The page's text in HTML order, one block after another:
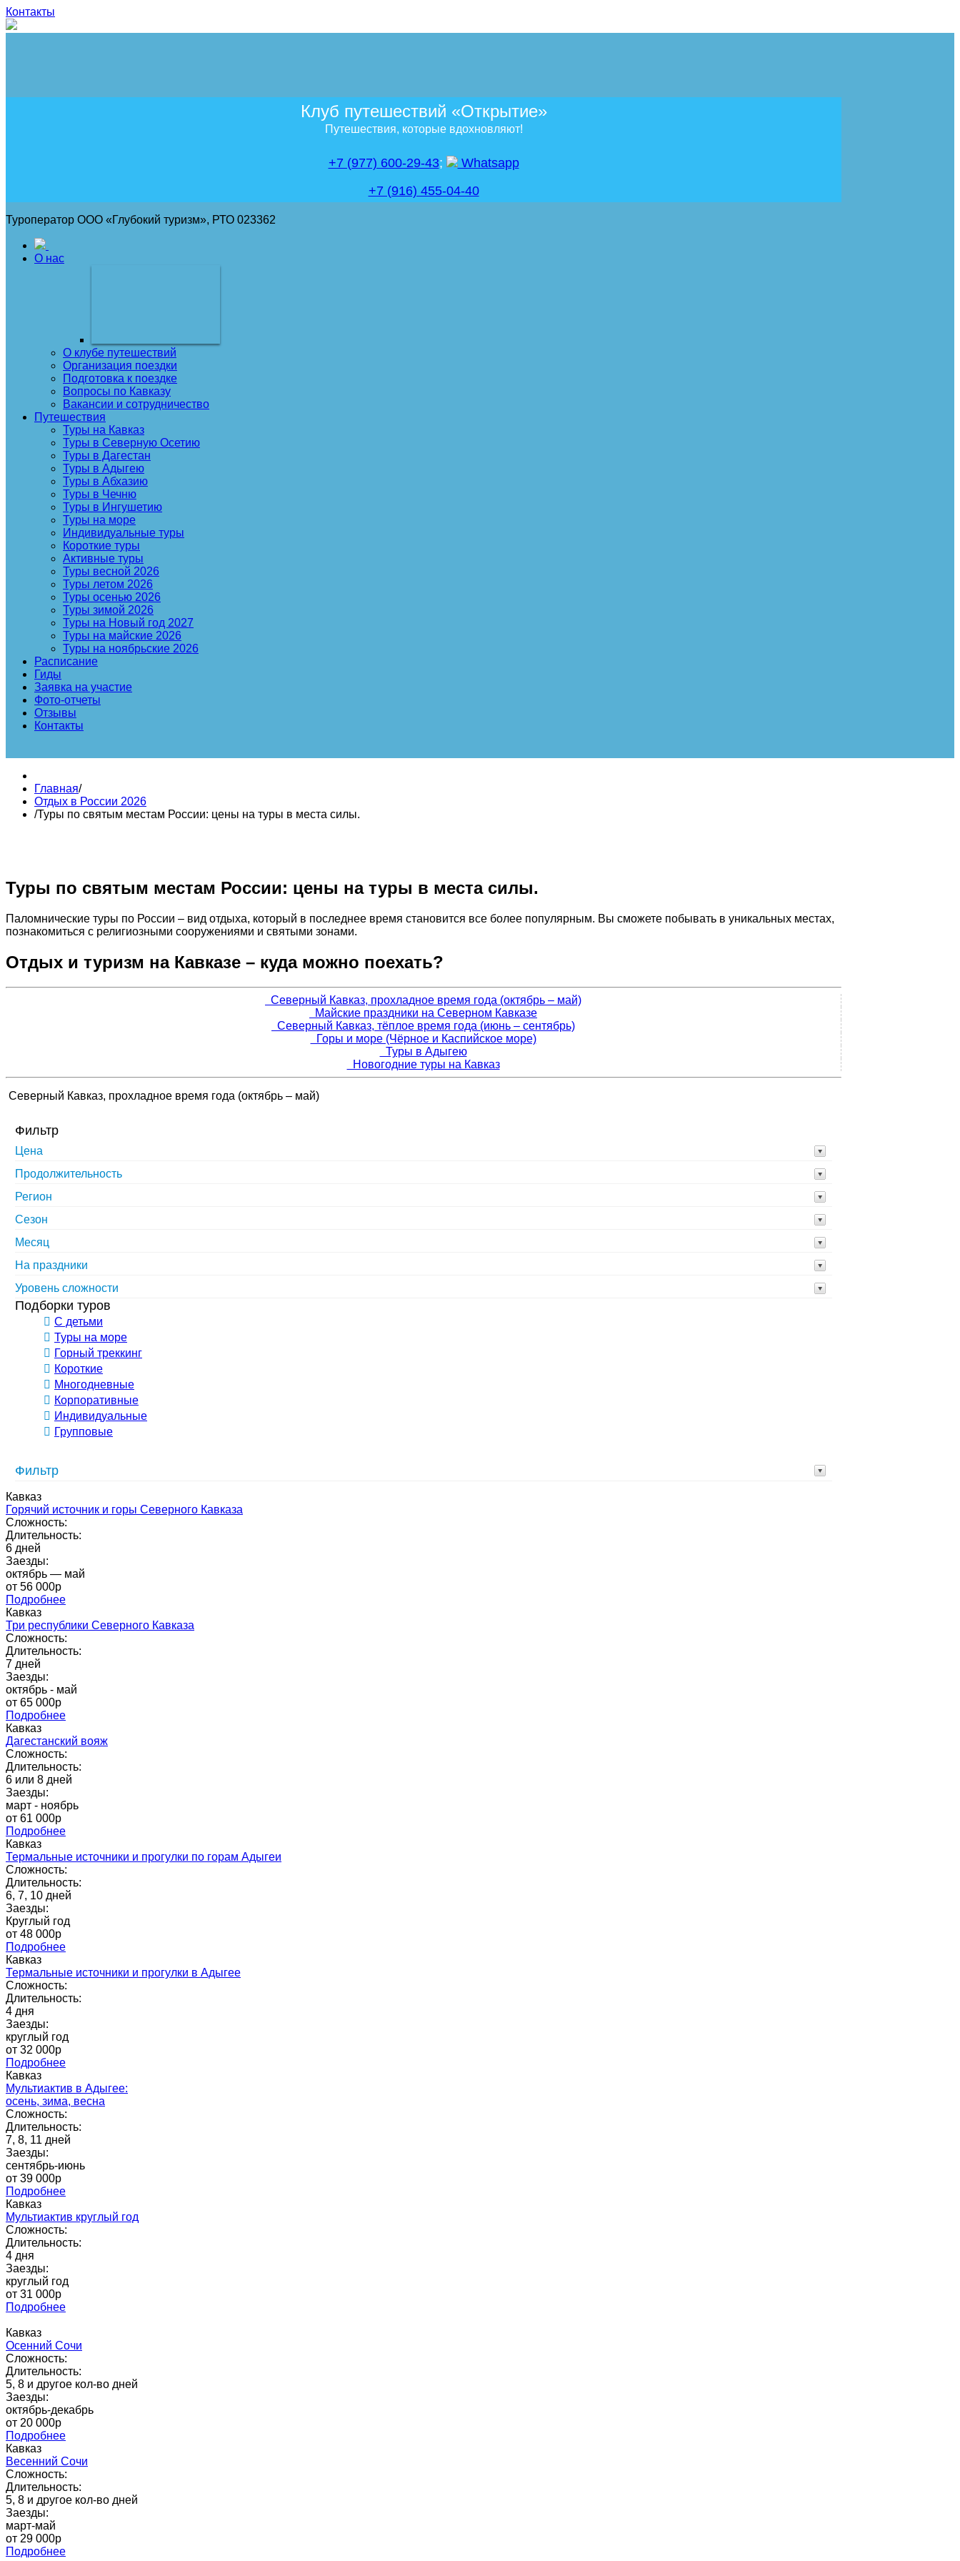
Контакты
Клуб путешествий «Открытие»
Путешествия, которые вдохновляют!
+7 (977) 600-29-43;
Whatsapp
+7 (916) 455-04-40
Туроператор ООО «Глубокий туризм», РТО 023362
О нас
О клубе путешествий
Организация поездки
Подготовка к поездке
Вопросы по Кавказу
Вакансии и сотрудничество
Путешествия
Туры на Кавказ
Туры в Северную Осетию
Туры в Дагестан
Туры в Адыгею
Туры в Абхазию
Туры в Чечню
Туры в Ингушетию
Туры на море
Индивидуальные туры
Короткие туры
Активные туры
Туры весной 2026
Туры летом 2026
Туры осенью 2026
Туры зимой 2026
Туры на Новый год 2027
Туры на майские 2026
Туры на ноябрьские 2026
Расписание
Гиды
Заявка на участие
Фото-отчеты
Отзывы
Контакты
Главная/
Отдых в России 2026
/Туры по святым местам России: цены на туры в места силы.
Туры по святым местам России: цены на туры в места силы.
Паломнические туры по России – вид отдыха, который в последнее время становится все более популярным. Вы сможете побывать в уникальных местах,
познакомиться с религиозными сооружениями и святыми зонами.
Отдых и туризм на Кавказе – куда можно поехать?
Северный Кавказ, прохладное время года (октябрь – май)
Майские праздники на Северном Кавказе
Северный Кавказ, тёплое время года (июнь – сентябрь)
Горы и море (Чёрное и Каспийское море)
Туры в Адыгею
Новогодние туры на Кавказ
Северный Кавказ, прохладное время года (октябрь – май)
Фильтр
Цена
Продолжительность
Регион
Сезон
Месяц
На праздники
Уровень сложности
Подборки туров
С детьми
Туры на море
Горный треккинг
Короткие
Многодневные
Корпоративные
Индивидуальные
Групповые
Фильтр
Кавказ
Горячий источник и горы Северного Кавказа
Сложность:
Длительность:
6 дней
Заезды:
октябрь — май
от 56 000p
Подробнее
Кавказ
Три республики Северного Кавказа
Сложность:
Длительность:
7 дней
Заезды:
октябрь - май
от 65 000p
Подробнее
Кавказ
Дагестанский вояж
Сложность:
Длительность:
6 или 8 дней
Заезды:
март - ноябрь
от 61 000p
Подробнее
Кавказ
Термальные источники и прогулки по горам Адыгеи
Сложность:
Длительность:
6, 7, 10 дней
Заезды:
Круглый год
от 48 000p
Подробнее
Кавказ
Термальные источники и прогулки в Адыгее
Сложность:
Длительность:
4 дня
Заезды:
круглый год
от 32 000p
Подробнее
Кавказ
Мультиактив в Адыгее:
осень, зима, весна
Сложность:
Длительность:
7, 8, 11 дней
Заезды:
сентябрь-июнь
от 39 000p
Подробнее
Кавказ
Мультиактив круглый год
Сложность:
Длительность:
4 дня
Заезды:
круглый год
от 31 000p
Подробнее
Кавказ
Осенний Сочи
Сложность:
Длительность:
5, 8 и другое кол-во дней
Заезды:
октябрь-декабрь
от 20 000p
Подробнее
Кавказ
Весенний Сочи
Сложность:
Длительность:
5, 8 и другое кол-во дней
Заезды:
март-май
от 29 000p
Подробнее